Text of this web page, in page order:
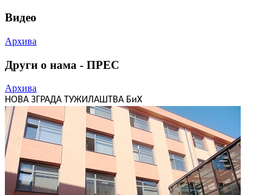
Видео
Архива
Други о нама - ПРЕС
Архива
НОВА ЗГРАДА ТУЖИЛАШТВА БиХ